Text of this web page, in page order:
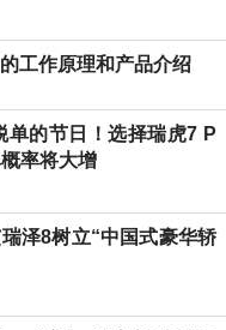
工作原理和产品介绍
单的节日！选择瑞虎7 P
率将大增
泽8树立“中国式豪华轿